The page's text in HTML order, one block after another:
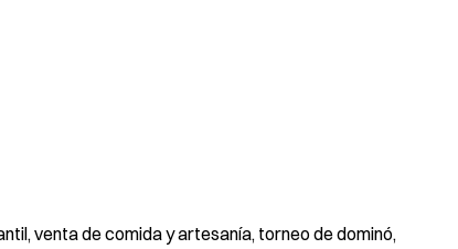
venta de comida y artesanía, torneo de dominó,